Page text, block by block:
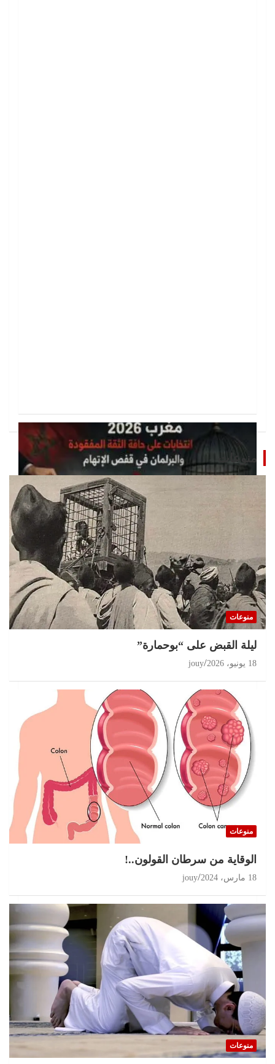
تحقيقات
مغرب 2026 انتخابات على حافة الثقة المفقودة و
البرلمان في قفص الإتهام
jouy
منوعات
منوعات
ليلة القبض على “بوحمارة”
18 يونيو، 2026 jouy
منوعات
الوقاية من سرطان القولون..!
18 مارس، 2024 jouy
منوعات